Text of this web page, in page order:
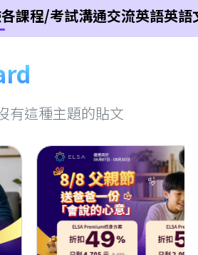
各課程/考試溝通交流英語英語
有這種主題的貼文